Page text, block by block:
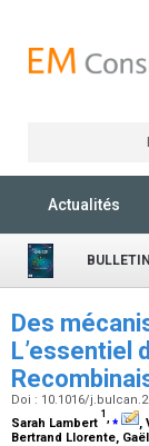
Actualités
Des
L’essentiel
Doi : 10.1016/
Sarah Lambert
1 ,⁎
,
Bertrand Llorente,